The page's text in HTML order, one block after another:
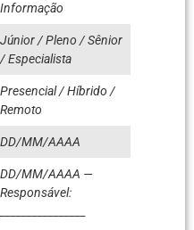
Informação
Júnior / Pleno / Sênior
/ Especialista
Presencial / Híbrido /
Remoto
DD/MM/AAAA
DD/MM/AAAA —
Responsável: